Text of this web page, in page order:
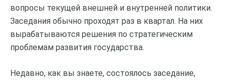
вопросы текущей внешней и внутренней политики.
Заседания обычно проходят раз в квартал. На них
вырабатываются решения по стратегическим
проблемам развития государства.
Недавно, как вы знаете, состоялось заседание,